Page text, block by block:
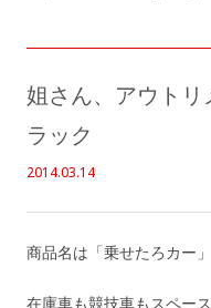
姐さん、アウト
ラック
2014.03.14
商品名は「乗せたろカー」
在庫車も競技車もスペー